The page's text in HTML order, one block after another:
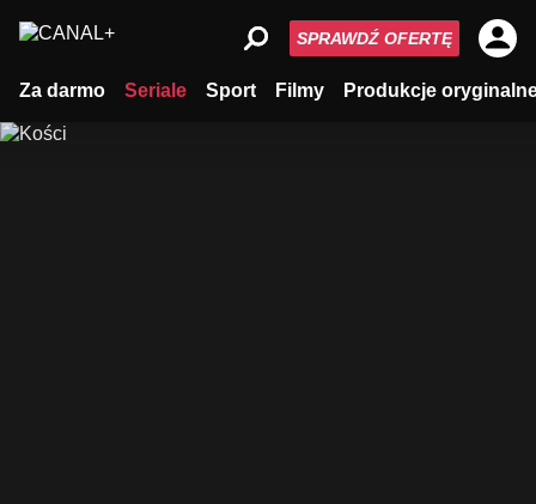
Za darmo Seriale Sport Filmy Produkcje
SPRAWDŹ OFERTĘ